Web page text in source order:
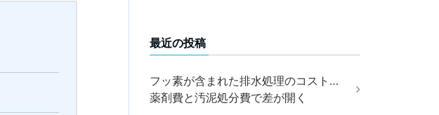
最近の投稿
フッ素が含まれた排水処理のコスト…
薬剤費と汚泥処分費で差が開く